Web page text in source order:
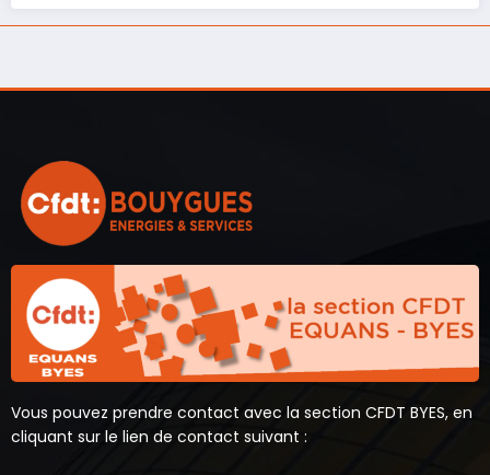
Vous pouvez prendre contact avec la section CFDT BYES, en
cliquant sur le lien de contact suivant :